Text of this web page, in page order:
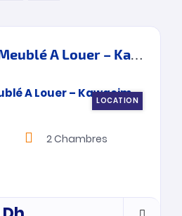
Appartement Meublé A Louer – Kawacim – Tanger
LOCATION
2Chambres